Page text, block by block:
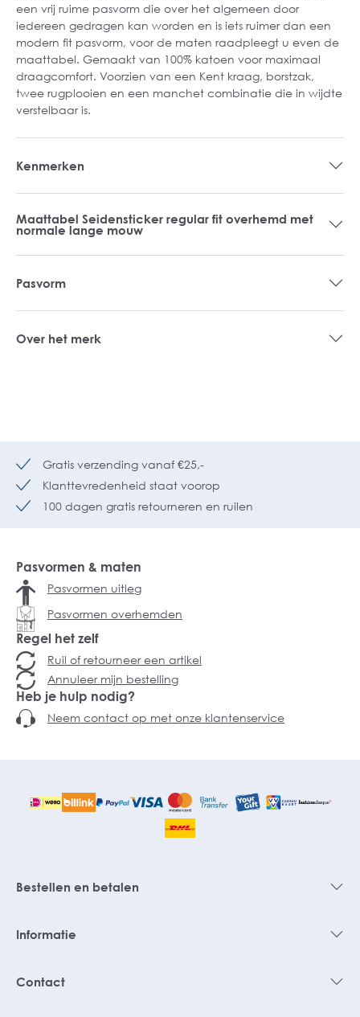
een vrij ruime pasvorm die over het algemeen door
iedereen gedragen kan worden en is iets ruimer dan een
modern fit pasvorm, voor de maten raadpleegt u even de
maattabel. Gemaakt van 100% katoen voor maximaal
draagcomfort. Voorzien van een Kent kraag, borstzak,
twee rugplooien en een manchet combinatie die in wijdte
verstelbaar is.
Kenmerken
Maattabel Seidensticker regular fit overhemd met
normale lange mouw
Pasvorm
Over het merk
Gratis verzending vanaf €25,-
Klanttevredenheid staat voorop
100 dagen gratis retourneren en ruilen
Pasvormen & maten
Pasvormen uitleg
Pasvormen overhemden
Regel het zelf
Ruil of retourneer een artikel
Annuleer mijn bestelling
Heb je hulp nodig?
Neem contact op met onze klantenservice
Bestellen en betalen
Informatie
Contact